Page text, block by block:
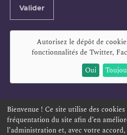
Valider
Autorisez le dépôt de
fonctionnalités de Twitter,
Oui
ESPACE PERSONNEL OFFRES
Bienvenue ! Ce site utilise des
fréquentation du site afin d’en
l’administration et, avec votre